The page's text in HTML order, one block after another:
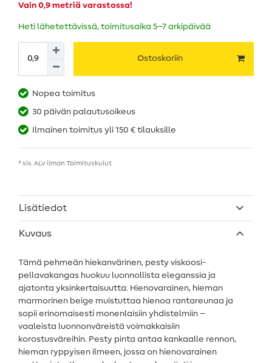
Vain 0,9 metriä varastossa!
Heti lähetettävissä, toimitusaika 5–7 arkipäivää
Ostoskoriin
Nopea toimitus
30 päivän palautusoikeus
Ilmainen toimitus yli 150 € tilauksille
* sis. ALV ilman Toimituskulut
Lisätiedot
Kuvaus
Tämä pehmeän hiekanvärinen, pesty viskoosi-
pellavakangas huokuu luonnollista eleganssia ja
ajatonta yksinkertaisuutta. Hienovarainen, hieman
marmorinen beige muistuttaa hienoa rantareunaa ja
sopii erinomaisesti monenlaisiin yhdistelmiin –
vaaleista luonnonväreistä voimakkaisiin
korostusväreihin. Pesty pinta antaa kankaalle rennon,
hieman ryppyisen ilmeen, jossa on hienovarainen